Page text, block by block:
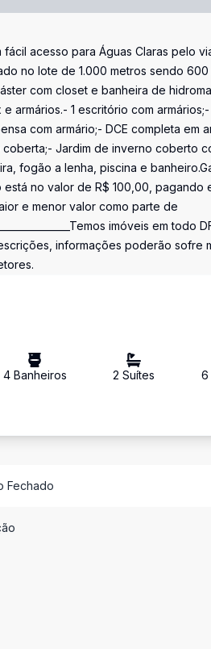
fácil acesso para Águas Claras pelo
no lote de 1.000 metros sendo
com closet e banheira de
armários.- 1 escritório com armários;-
com armário;- DCE completa em
Jardim de inverno coberto
fogão a lenha, piscina e
no valor de R$ 100,00, pagando
e menor valor como parte de
imóveis em todo
informações poderão sofre
4Banheiros 2 Suítes 6
Fechado